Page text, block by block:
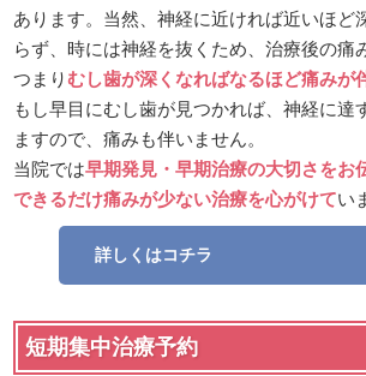
あります。当然、神経に近ければ近いほど
らず、時には神経を抜くため、治療後の痛
つまりむし歯が深くなればなるほど痛みが
もし早目にむし歯が見つかれば、神経に達
ますので、痛みも伴いません。
当院では早期発見・早期治療の大切さをお
できるだけ痛みが少ない治療を心がけてい
詳しくはコチラ
短期集中治療予約